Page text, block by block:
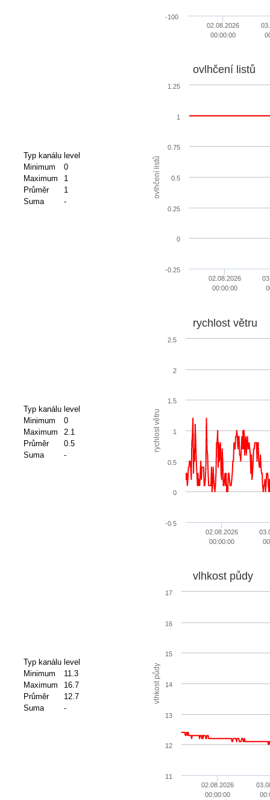
02.08.2026
00:00:00
-100
Typ kanálu level
Minimum
0
Maximum
1
Průměr
1
Suma
-
ovlhčení listů
ovlhčení listů
02.08.2026
00:00:00
-0.25
0
0.25
0.5
0.75
1
1.25
Typ kanálu level
Minimum
0
Maximum
2.1
Průměr
0.5
Suma
-
rychlost větru
rychlost větru
02.08.2026
00:00:00
-0.5
0
0.5
1
1.5
2
2.5
Typ kanálu level
Minimum
11.3
Maximum
16.7
Průměr
12.7
Suma
-
vlhkost půdy
vlhkost půdy
02.08.2026
00:00:00
11
12
13
14
15
16
17